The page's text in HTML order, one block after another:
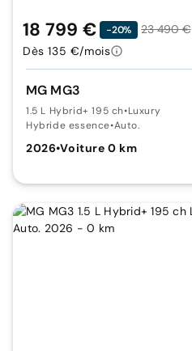
MG MG3
1.5 L Hybrid+ 195 ch•Luxury
Hybride essence•Auto.
2026•Voiture 0 km
18 799 € -20%
23 490 €
Dès 135 €/mois